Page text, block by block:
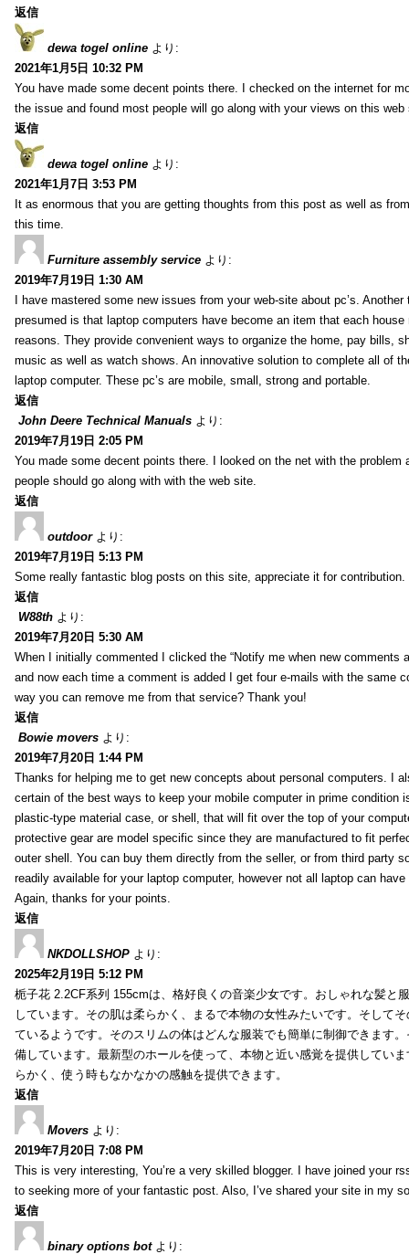
返信
dewa togel online より:
2021年1月5日 10:32 PM
You have made some decent points there. I checked on the internet for
the issue and found most people will go along with your views on this web
返信
dewa togel online より:
2021年1月7日 3:53 PM
It as enormous that you are getting thoughts from this post as well as
this time.
Furniture assembly service より:
2019年7月19日 1:30 AM
I have mastered some new issues from your web-site about pc’s. Another
presumed is that laptop computers have become an item that each
reasons. They provide convenient ways to organize the home, pay bills,
music as well as watch shows. An innovative solution to complete all of
laptop computer. These pc’s are mobile, small, strong and portable.
返信
John Deere Technical Manuals より:
2019年7月19日 2:05 PM
You made some decent points there. I looked on the net with the problem
people should go along with with the web site.
返信
outdoor より:
2019年7月19日 5:13 PM
Some really fantastic blog posts on this site, appreciate it for contribution.
返信
W88th より:
2019年7月20日 5:30 AM
When I initially commented I clicked the “Notify me when new comments
and now each time a comment is added I get four e-mails with the same
way you can remove me from that service? Thank you!
返信
Bowie movers より:
2019年7月20日 1:44 PM
Thanks for helping me to get new concepts about personal computers. I
certain of the best ways to keep your mobile computer in prime condition
plastic-type material case, or shell, that will fit over the top of your
protective gear are model specific since they are manufactured to fit
outer shell. You can buy them directly from the seller, or from third party
readily available for your laptop computer, however not all laptop can
Again, thanks for your points.
返信
NKDOLLSHOP より:
2025年2月19日 5:12 PM
栀子花 2.2CF系列 155cmは、格好良くの音楽少女です。おしゃれな髪と
しています。その肌は柔らかく、まるで本物の女性みたいです。そして
ているようです。そのスリムの体はどんな服装でも簡単に制御できます
備しています。最新型のホールを使って、本物と近い感覚を提供してい
らかく、使う時もなかなかの感触を提供できます。
返信
Movers より:
2019年7月20日 7:08 PM
This is very interesting, You’re a very skilled blogger. I have joined your
to seeking more of your fantastic post. Also, I’ve shared your site in my
返信
binary options bot より: